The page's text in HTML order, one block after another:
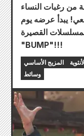
من رغبات النساء
يبدأ عرضه يوم
المسلسلات القصيرة
"BUMP"!!!
المزيج الأساسي
وسائط